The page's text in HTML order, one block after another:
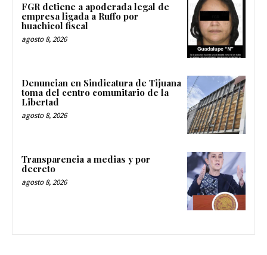
FGR detiene a apoderada legal de
empresa ligada a Ruffo por
huachicol fiscal
agosto 8, 2026
Denuncian en Sindicatura de Tijuana
toma del centro comunitario de la
Libertad
agosto 8, 2026
Transparencia a medias y por
decreto
agosto 8, 2026